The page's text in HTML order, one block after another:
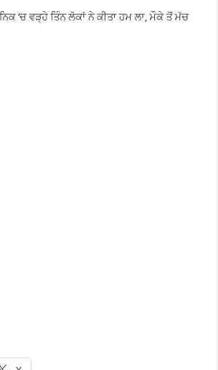
‘ਚ ਵੜ੍ਹੇ ਤਿੰਨ ਲੋਕਾਂ ਨੇ ਕੀਤਾ ਹਮ ਲਾ, ਮੌਕੇ ਤੋਂ ਮੱਚ